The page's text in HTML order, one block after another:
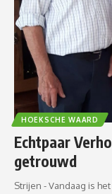
HOEKSCHE WAARD
Echtpaar
getrouwd
Strijen - Vandaag is